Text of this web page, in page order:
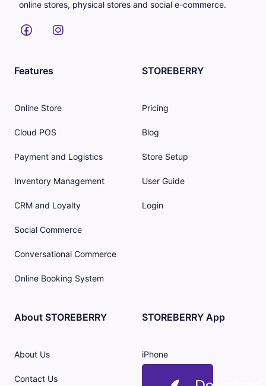
online stores, physical stores and social e-commerce.
Features
Online Store
Cloud POS
Payment and Logistics
Inventory Management
CRM and Loyalty
Social Commerce
Conversational Commerce
Online Booking System
STOREBERRY
Pricing
Blog
Store Setup
User Guide
Login
About STOREBERRY
About Us
Contact Us
STOREBERRY App
iPhone